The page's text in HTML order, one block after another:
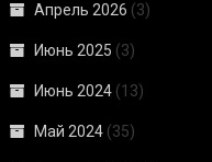
Апрель 2026 (3)
Июнь 2025 (3)
Июнь 2024 (13)
Май 2024 (35)